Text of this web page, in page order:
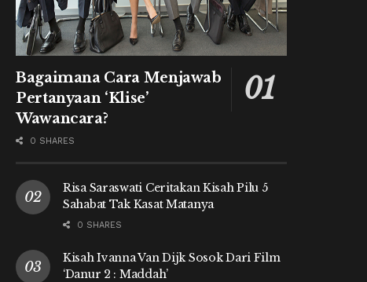
Bagaimana Cara Menjawab
Pertanyaan ‘Klise’
Wawancara?
0 SHARES
Risa Saraswati Ceritakan Kisah Pilu 5
Sahabat Tak Kasat Matanya
0 SHARES
Kisah Ivanna Van Dijk Sosok Dari Film
‘Danur 2 : Maddah’